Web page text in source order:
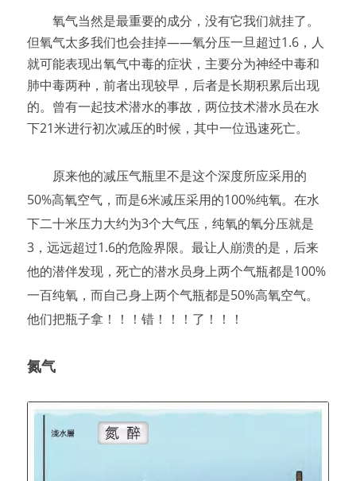
氧气当然是最重要的成分，没有它我们就挂了。
但氧气太多我们也会挂掉——氧分压一旦超过1.6，人
就可能表现出氧气中毒的症状，主要分为神经中毒和
肺中毒两种，前者出现较早，后者是长期积累后出现
的。曾有一起技术潜水的事故，两位技术潜水员在水
下21米进行初次减压的时候，其中一位迅速死亡。
原来他的减压气瓶里不是这个深度所应采用的
50%高氧空气，而是6米减压采用的100%纯氧。在水
下二十米压力大约为3个大气压，纯氧的氧分压就是
3，远远超过1.6的危险界限。最让人崩溃的是，后来
他的潜伴发现，死亡的潜水员身上两个气瓶都是100%
一百纯氧，而自己身上两个气瓶都是50%高氧空气。
他们把瓶子拿！！！错！！！了！！！
氮气